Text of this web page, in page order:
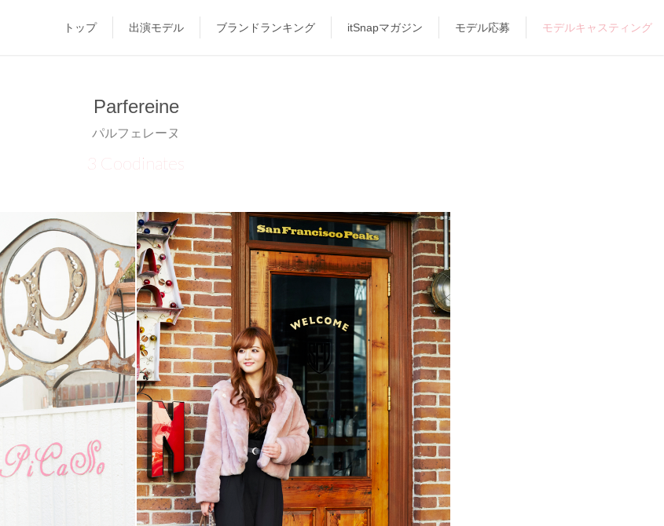
トップ 出演モデル ブランドランキング itSnapマガジン モデル応募 モデルキャスティング
Parfereine
パルフェレーヌ
3 Coodinates